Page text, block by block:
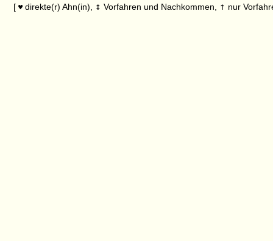
[ ♥ direkte(r) Ahn(in), ↕ Vorfahren und Nachkommen, ↑ nur